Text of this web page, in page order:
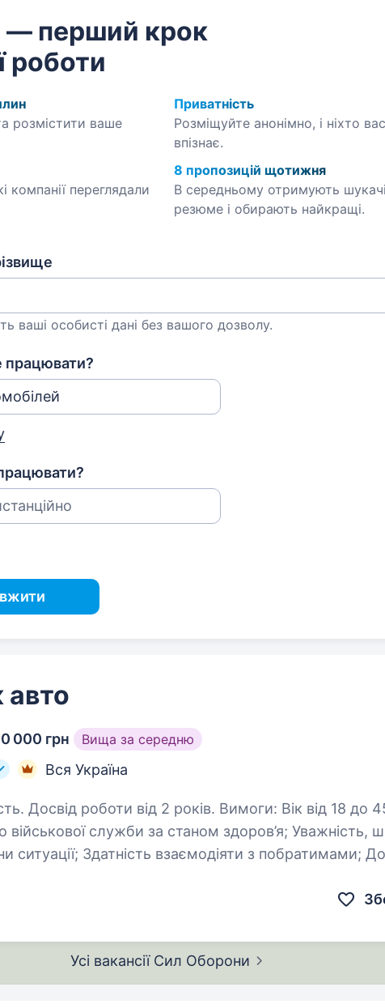
перший крок
роботи
розмістити ваше
Приватність
Розміщуйте анонімно, і ніхто
впізнає.
компанії переглядали
8 пропозицій щотижня
В середньому отримують
резюме і обирають найкращі.
ваші особисті дані без вашого дозволу.
працювати?
авто
000 грн Вища за середню
Вся Україна
роботи від 2 років. Вимоги: Вік від 18 до 45 років;
служби за станом здоров’я; Уважність, швидка
з побратимами; Досвід
Усі вакансії Сил Оборони